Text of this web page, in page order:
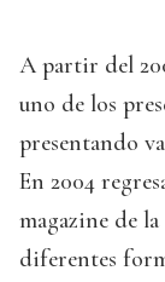
A partir del
uno de los
presentando
En 2004
magazine de
diferentes